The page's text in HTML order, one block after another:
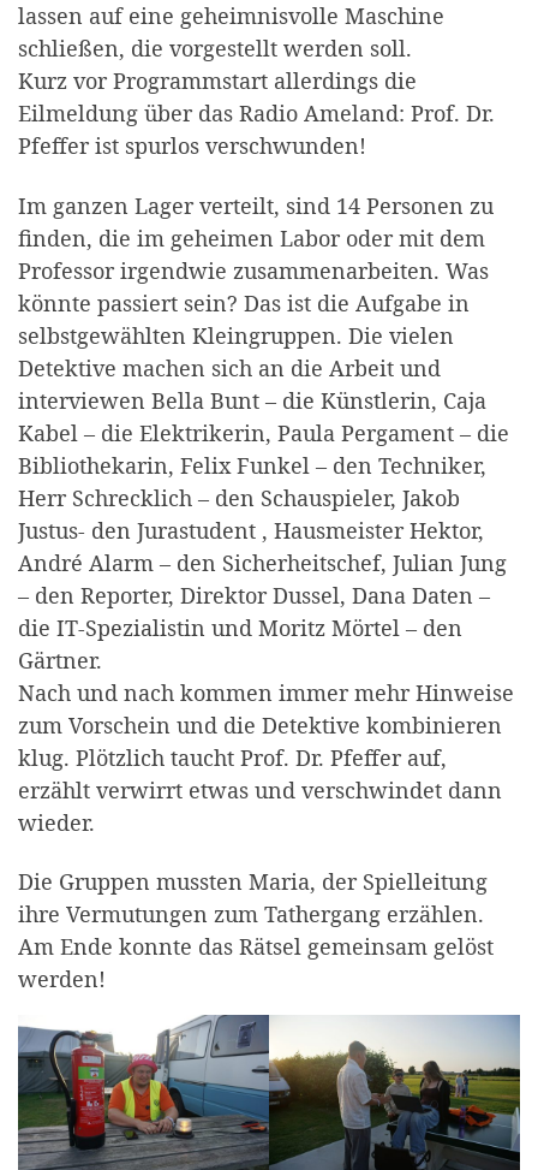
lassen auf eine geheimnisvolle Maschine
schließen, die vorgestellt werden soll.
Kurz vor Programmstart allerdings die
Eilmeldung über das Radio Ameland: Prof. Dr.
Pfeffer ist spurlos verschwunden!
Im ganzen Lager verteilt, sind 14 Personen zu
finden, die im geheimen Labor oder mit dem
Professor irgendwie zusammenarbeiten. Was
könnte passiert sein? Das ist die Aufgabe in
selbstgewählten Kleingruppen. Die vielen
Detektive machen sich an die Arbeit und
interviewen Bella Bunt – die Künstlerin, Caja
Kabel – die Elektrikerin, Paula Pergament – die
Bibliothekarin, Felix Funkel – den Techniker,
Herr Schrecklich – den Schauspieler, Jakob
Justus- den Jurastudent , Hausmeister Hektor,
André Alarm – den Sicherheitschef, Julian Jung
– den Reporter, Direktor Dussel, Dana Daten –
die IT-Spezialistin und Moritz Mörtel – den
Gärtner.
Nach und nach kommen immer mehr Hinweise
zum Vorschein und die Detektive kombinieren
klug. Plötzlich taucht Prof. Dr. Pfeffer auf,
erzählt verwirrt etwas und verschwindet dann
wieder.
Die Gruppen mussten Maria, der Spielleitung
ihre Vermutungen zum Tathergang erzählen.
Am Ende konnte das Rätsel gemeinsam gelöst
werden!